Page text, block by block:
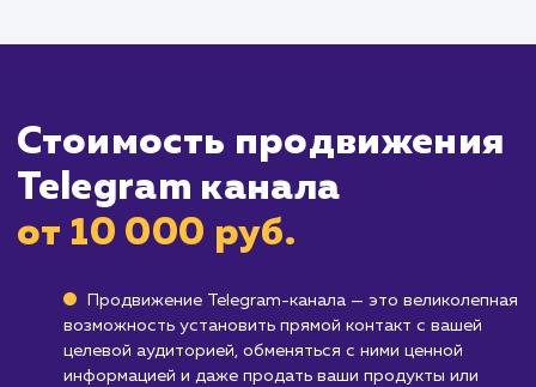
быть неподходящим решением. Такие
как медицина, финансы или юридические
могут предъявлять высокие требования к
безопасности и защите данных, которые
Бизнесы с уникальными или сложными
процессами: Если бизнес имеет